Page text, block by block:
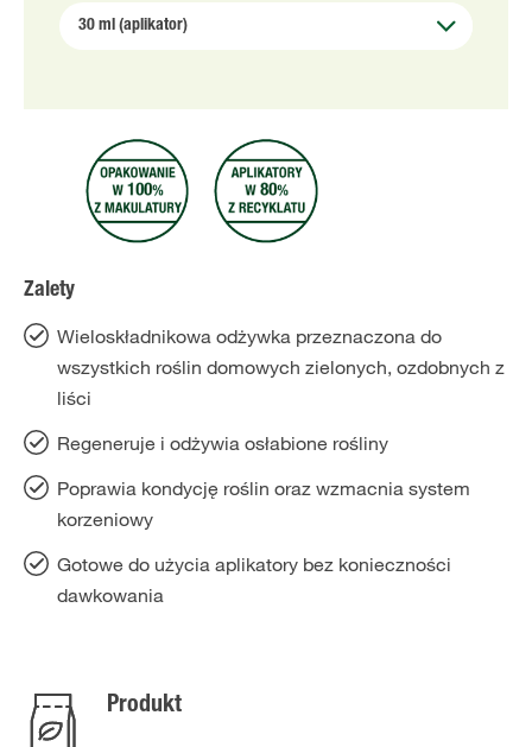
Zalety
Wieloskładnikowa odżywka przeznaczona do
wszystkich roślin domowych zielonych, ozdobnych z
liści
Regeneruje i odżywia osłabione rośliny
Poprawia kondycję roślin oraz wzmacnia system
korzeniowy
Gotowe do użycia aplikatory bez konieczności
dawkowania
Produkt